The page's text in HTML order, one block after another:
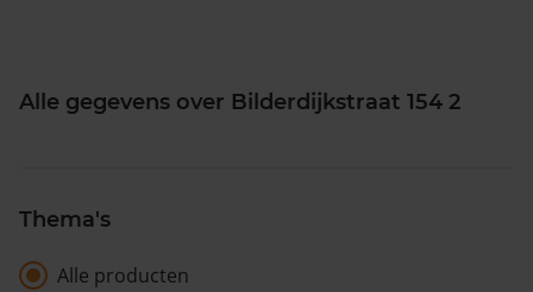
Alle gegevens over Bilderdijkstraat 154 2
Thema's
Alle producten